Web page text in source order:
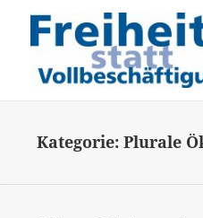
Kategorie:Plurale